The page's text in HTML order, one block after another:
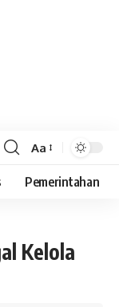
Aa
Pemerintahan
Kelola